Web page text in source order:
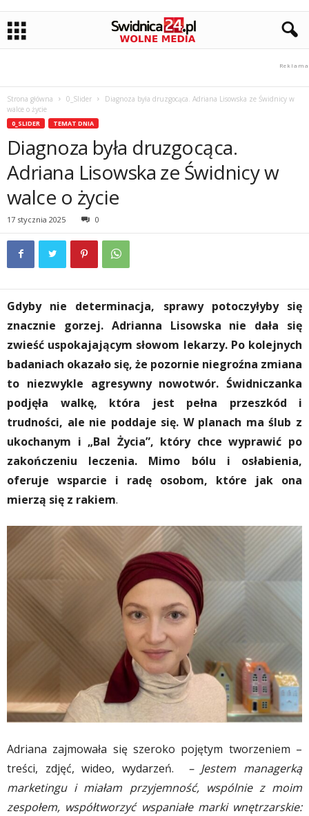
Strona główna 0_Slider
Diagnoza była druzgocąca. Adriana Lisowska ze Świdnicy w
walce o życie
0_SLIDER TEMAT DNIA
Diagnoza była druzgocąca.
Adriana Lisowska ze Świdnicy w
walce o życie
17 stycznia 2025 0
Gdyby nie determinacja, sprawy potoczyłyby się
znacznie gorzej. Adrianna Lisowska nie dała się
zwieść uspokajającym słowom lekarzy. Po kolejnych
badaniach okazało się, że pozornie niegroźna zmiana
to niezwykle agresywny nowotwór. Świdniczanka
podjęła walkę, która jest pełna przeszkód i
trudności, ale nie poddaje się. W planach ma ślub z
ukochanym i „Bal Życia”, który chce wyprawić po
zakończeniu leczenia. Mimo bólu i osłabienia,
oferuje wsparcie i radę osobom, które jak ona
mierzą się z rakiem.
Adriana zajmowała się szeroko pojętym tworzeniem –
treści, zdjęć, wideo, wydarzeń. – Jestem managerką
marketingu i miałam przyjemność, wspólnie z moim
zespołem, współtworzyć wspaniałe marki wnętrzarskie: